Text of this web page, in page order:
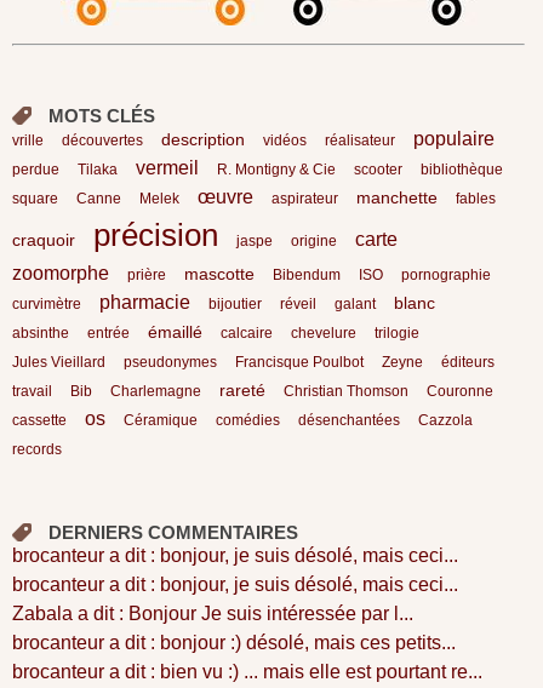
MOTS CLÉS
vrille découvertes description vidéos réalisateur populaire
perdue Tilaka vermeil R. Montigny & Cie scooter
bibliothèque
square
Canne Melek œuvre aspirateur manchette fables
craquoir précision jaspe origine
carte
zoomorphe
prière mascotte Bibendum ISO
pornographie
curvimètre
pharmacie bijoutier réveil galant blanc
absinthe entrée émaillé calcaire chevelure
trilogie
Jules Vieillard
pseudonymes Francisque Poulbot Zeyne
éditeurs
travail
Bib Charlemagne rareté Christian Thomson
Couronne
cassette
os Céramique comédies désenchantées
Cazzola
records
DERNIERS COMMENTAIRES
brocanteur a dit : bonjour, je suis désolé, mais ceci...
brocanteur a dit : bonjour, je suis désolé, mais ceci...
Zabala a dit : Bonjour Je suis intéressée par l...
brocanteur a dit : bonjour :) désolé, mais ces petits...
brocanteur a dit : bien vu :) ... mais elle est pourtant re...